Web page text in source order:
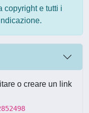
copyright e tutti i
o creare un link